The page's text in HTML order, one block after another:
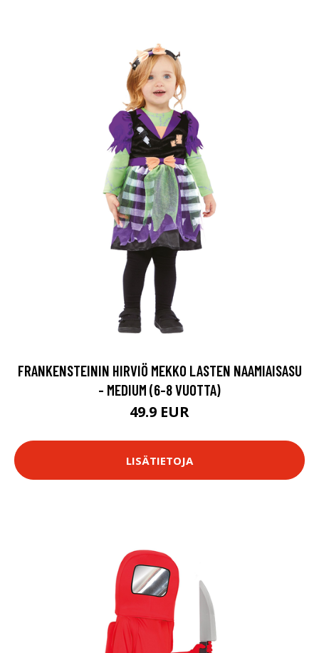
FRANKENSTEININ HIRVIÖ MEKKO LASTEN NAAMIAISASU
- MEDIUM (6-8 VUOTTA)
49.9 EUR
LISÄTIETOJA